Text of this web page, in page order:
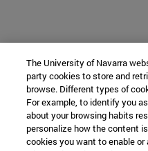
The University of Navarra
party cookies to store and
browse. Different types of
For example, to identify you
about your browsing habits
personalize how the content
cookies you want to enable